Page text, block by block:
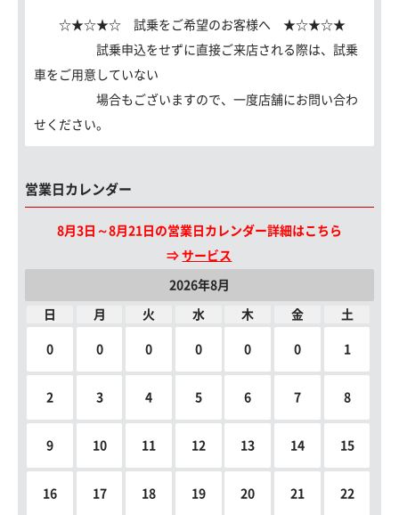
☆★☆★☆ 試乗をご希望のお客様へ ★☆★☆★
試乗申込をせずに直接ご来店される際は、試乗
車をご用意していない
場合もございますので、一度店舗にお問い合わ
せください。
営業日カレンダー
8月3日～8月21日の営業日カレンダー詳細はこちら
⇒サービス
2026年8月
日 月 火 水 木 金 土
0 0 0 0 0 0 1
2 3 4 5 6 7 8
9 10 11 12 13 14 15
16 17 18 19 20 21 22